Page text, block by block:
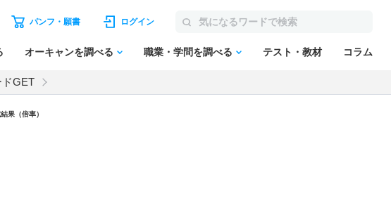
パンフ・願書 ログイン
オーキャンを調べる 職業・学問を調べる テスト・教材 コラム
ドGET
果（倍率）